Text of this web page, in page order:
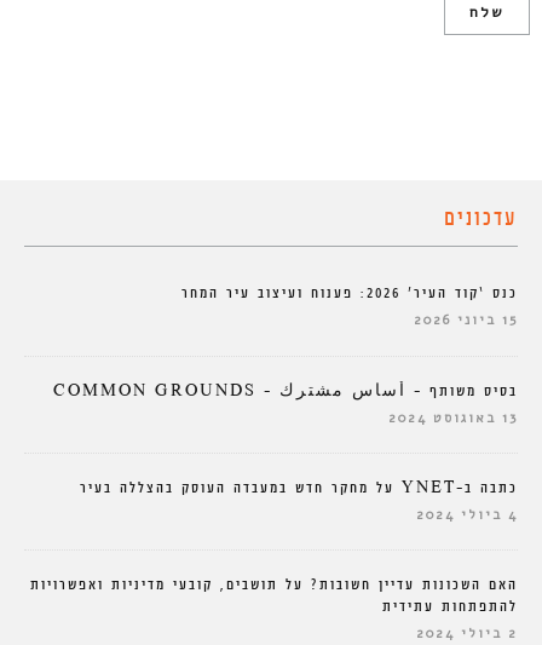
עדכונים
כנס ‘קוד העיר’ 2026: פענוח ועיצוב עיר המחר
15 ביוני 2026
בסיס משותף – أساس مشترك – COMMON GROUNDS
13 באוגוסט 2024
כתבה ב-YNET על מחקר חדש במעבדה העוסק בהצללה בעיר
4 ביולי 2024
האם השכונות עדיין חשובות? על תושבים, קובעי מדיניות ואפשרויות
להתפתחות עתידית
2 ביולי 2024